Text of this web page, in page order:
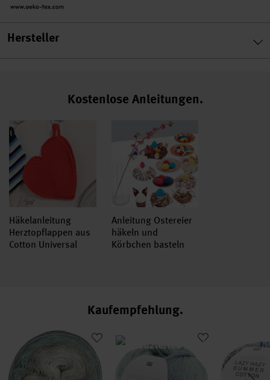
Hersteller
Kostenlose Anleitungen.
Häkelanleitung
Herztopflappen aus
Cotton Universal
Anleitung Ostereier
häkeln und
Körbchen basteln
Kaufempfehlung
Creative Cotton Dégradé Lucky 8Fashion Cotton Light & Long dk